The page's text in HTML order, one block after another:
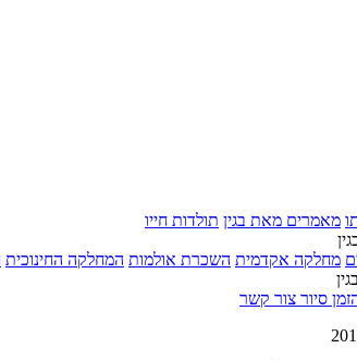
מאמרים מאת בגין תולדות חייו
מחלקה אקדמית השכרת אולמות המחלקה החינוכית
סיור צור קשר